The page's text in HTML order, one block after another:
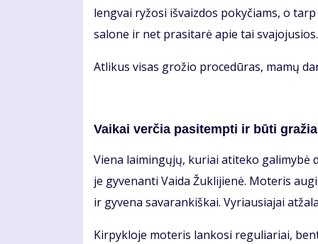
leng­vai ry­žo­si iš­vaiz­dos po­ky­čiams, o
sa­lo­ne ir net pra­si­ta­rė apie tai sva­jo­ju­sios.
At­li­kus vi­sas gro­žio pro­ce­dū­ras, ma­mų
Vai­kai ver­čia pa­si­temp­ti ir bū­ti
Vie­na lai­min­gų­jų, ku­riai ati­te­ko
je gy­ve­nan­ti Vai­da Žuk­li­jie­nė. Mo­te­ris
ir gy­ve­na sa­va­ran­kiš­kai. Vy­riau­sia­jai
Kir­pyk­lo­je mo­te­ris lan­ko­si re­gu­lia­riai,